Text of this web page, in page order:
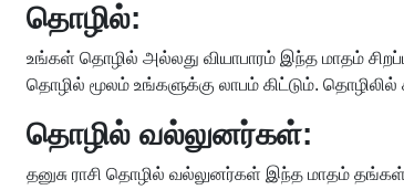
தொழில்:
உங்கள் தொழில் அல்லது வியாபாரம் இந்த மாதம்
தொழில் மூலம் உங்களுக்கு லாபம் கிட்டும்.
தொழில் வல்லுனர்கள்:
தனுசு ராசி தொழில் வல்லுனர்கள் இந்த மாதம்